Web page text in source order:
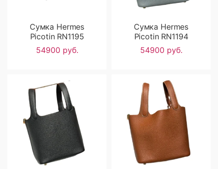
Сумка Hermes
Picotin RN1195
54900 руб.
Сумка Hermes
Picotin RN1194
54900 руб.